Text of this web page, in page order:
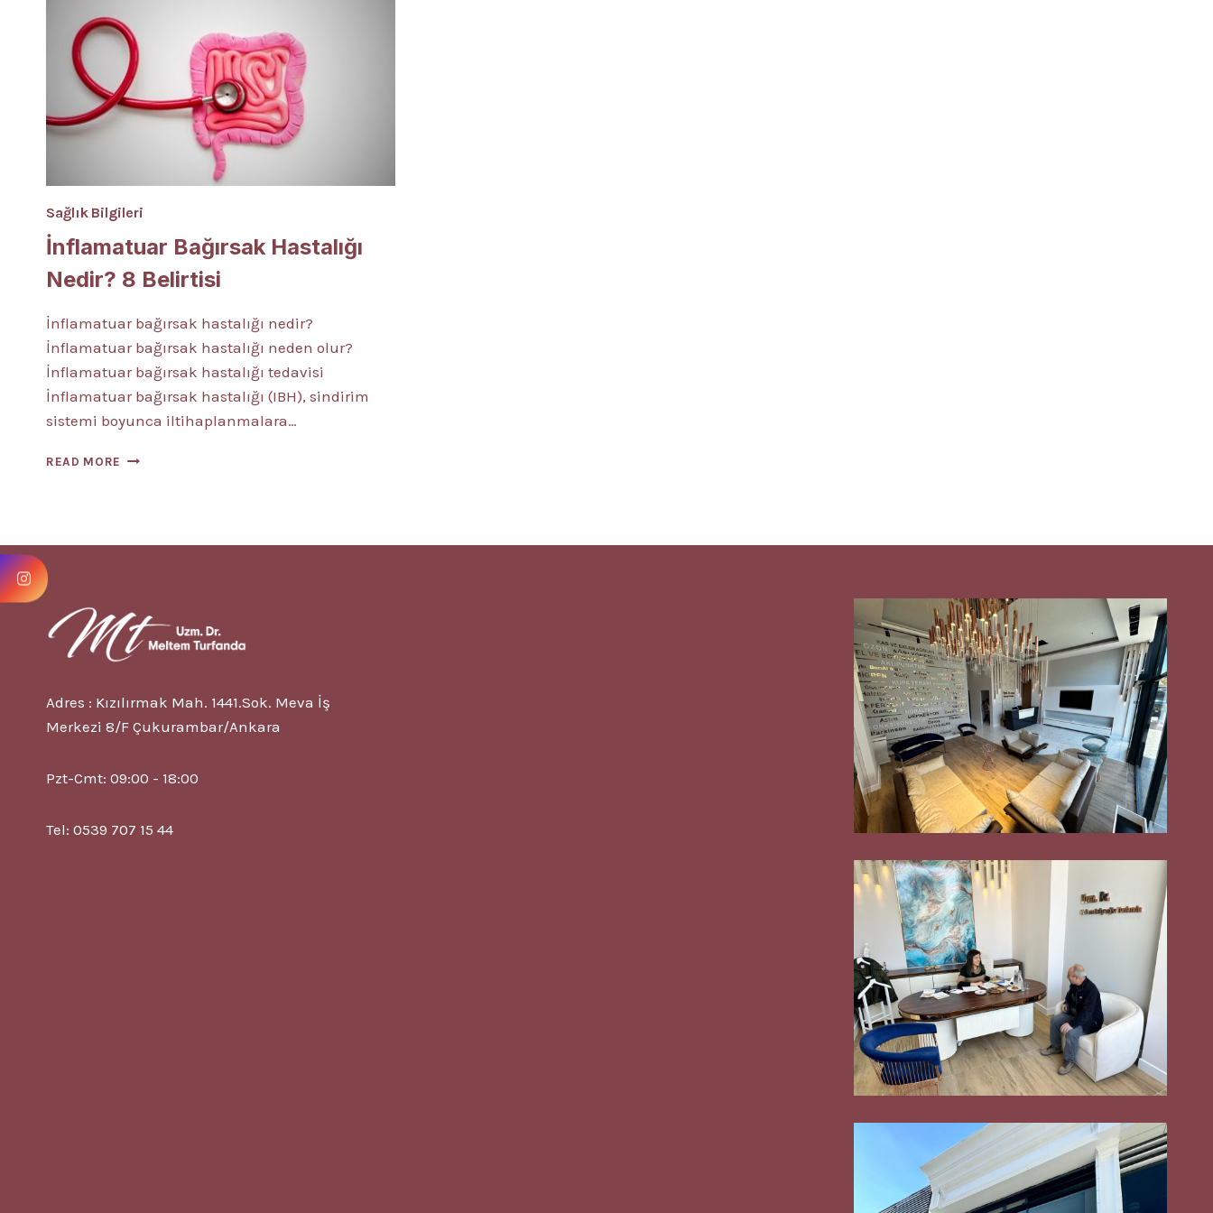
Sağlık Bilgileri
İnflamatuar Bağırsak Hastalığı
Nedir? 8 Belirtisi
İnflamatuar bağırsak hastalığı nedir?
İnflamatuar bağırsak hastalığı neden olur?
İnflamatuar bağırsak hastalığı tedavisi
İnflamatuar bağırsak hastalığı (IBH), sindirim
sistemi boyunca iltihaplanmalara…
READ MORE İNFLAMATUAR
Adres : Kızılırmak Mah. 1441.Sok. Meva İş
Merkezi 8/F Çukurambar/Ankara
Pzt-Cmt: 09:00 - 18:00
Tel: 0539 707 15 44